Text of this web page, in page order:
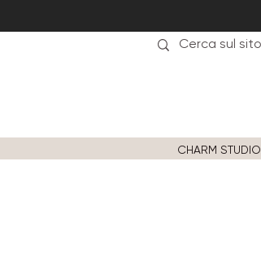
CHARM STUDIO